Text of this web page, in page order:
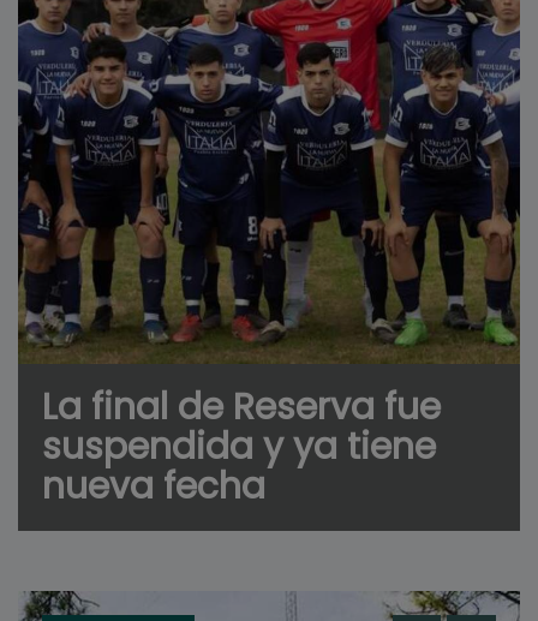
La final de Reserva fue
suspendida y ya tiene
nueva fecha